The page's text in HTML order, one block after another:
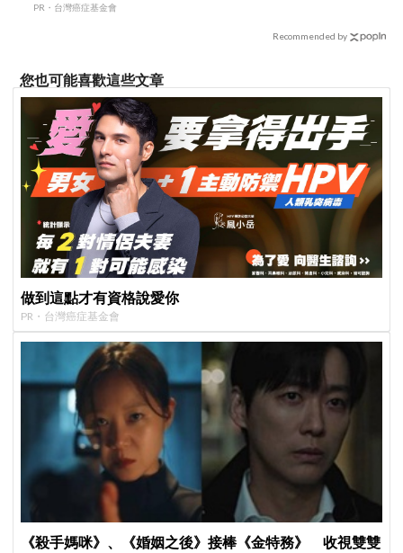
PR・台灣癌症基金會
Recommended by
您也可能喜歡這些文章
做到這點才有資格說愛你
PR・台灣癌症基金會
《殺手媽咪》、《婚姻之後》接棒《金特務》 收視雙雙